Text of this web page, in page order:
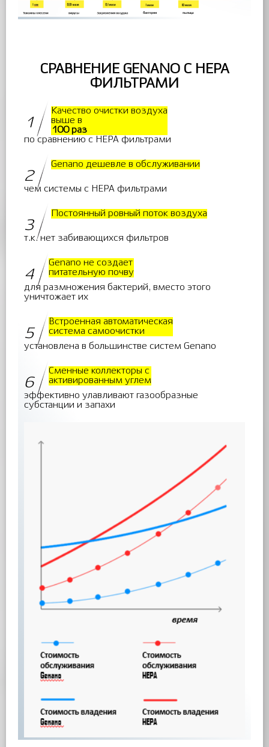
СРАВНЕНИЕ GENANO С НЕРА
ФИЛЬТРАМИ
1
Качество очистки воздуха
выше в
100 раз
по сравнению с HEPA фильтрами
2
Genano дешевле в обслуживании
чем системы с HEPA фильтрами
3
Постоянный ровный поток воздуха
т.к. нет забивающихся фильтров
4
Genano не создает
питательную почву
для размножения бактерий, вместо этого
уничтожает их
5
Встроенная автоматическая
система самоочистки
установлена в большинстве систем Genano
6
Сменные коллекторы с
активированным углем
эффективно улавливают газообразные
субстанции и запахи